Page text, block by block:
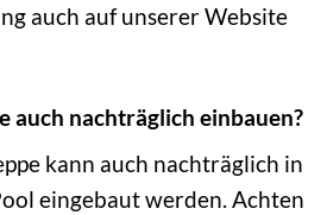
auch auf unserer Website
auch nachträglich einbauen?
kann auch nachträglich in
eingebaut werden. Achten